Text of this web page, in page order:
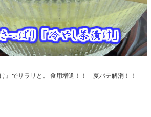
』でサラリと。 食用増進！！ 夏バテ解消！！